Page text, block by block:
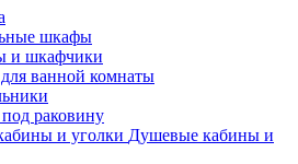
шкафы
и шкафчики
ванной комнаты
раковину
Душевые кабины и